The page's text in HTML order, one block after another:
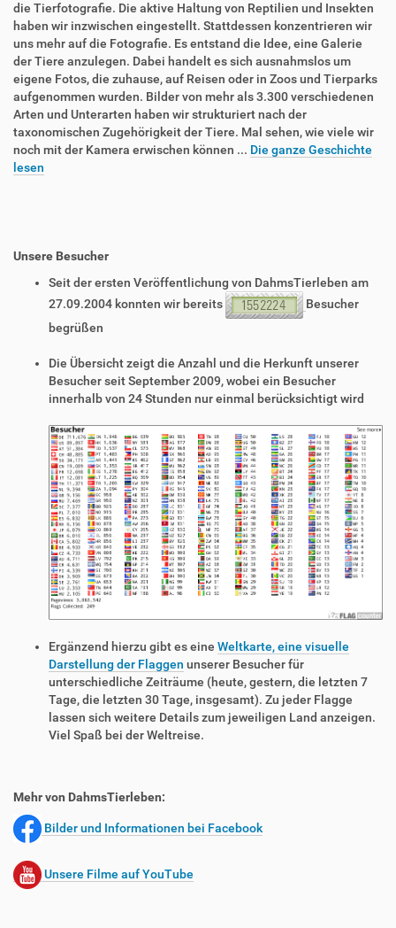
die Tierfotografie. Die aktive Haltung von Reptilien und Insekten
haben wir inzwischen eingestellt. Stattdessen konzentrieren wir
uns mehr auf die Fotografie. Es entstand die Idee, eine Galerie
der Tiere anzulegen. Dabei handelt es sich ausnahmslos um
eigene Fotos, die zuhause, auf Reisen oder in Zoos und Tierparks
aufgenommen wurden. Bilder von mehr als 3.300 verschiedenen
Arten und Unterarten haben wir strukturiert nach der
taxonomischen Zugehörigkeit der Tiere. Mal sehen, wie viele wir
noch mit der Kamera erwischen können ... Die ganze Geschichte
lesen
Unsere Besucher
Seit der ersten Veröffentlichung von DahmsTierleben am
27.09.2004 konnten wir bereits
Besucher
begrüßen
Die Übersicht zeigt die Anzahl und die Herkunft unserer
Besucher seit September 2009, wobei ein Besucher
innerhalb von 24 Stunden nur einmal berücksichtigt wird
Ergänzend hierzu gibt es eine Weltkarte, eine visuelle
Darstellung der Flaggen unserer Besucher für
unterschiedliche Zeiträume (heute, gestern, die letzten 7
Tage, die letzten 30 Tage, insgesamt). Zu jeder Flagge
lassen sich weitere Details zum jeweiligen Land anzeigen.
Viel Spaß bei der Weltreise.
Mehr von DahmsTierleben:
Bilder und Informationen bei Facebook
Unsere Filme auf YouTube